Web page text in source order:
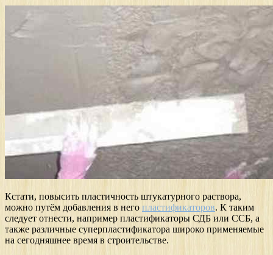
Кстати, повысить пластичность штукатурного раствора,
можно путём добавления в него пластификаторов. К таким
следует отнести, например пластификаторы СДБ или ССБ, а
также различные суперпластификатора широко применяемые
на сегодняшнее время в строительстве.